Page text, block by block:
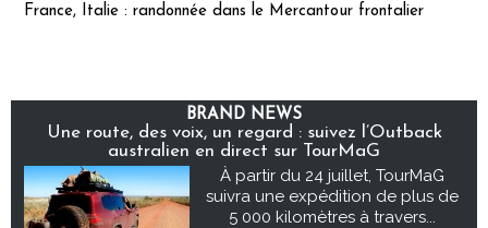
France, Italie : randonnée dans le Mercantour frontalier
BRAND NEWS
Une route, des voix, un regard : suivez l’Outback
australien en direct sur TourMaG
À partir du 24 juillet, TourMaG
suivra une expédition de plus de
5 000 kilomètres à travers...